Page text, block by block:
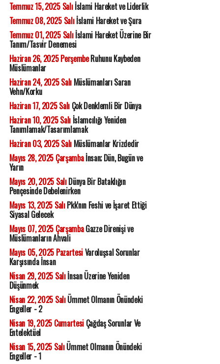
Temmuz 15, 2025 Salıİslami Hareket ve Liderlik
Temmuz 08, 2025 Salıİslami Hareket ve Şura
Temmuz 01, 2025 Salıİslami Hareket Üzerine Bir
Tanım/Tasvir Denemesi
Haziran 26, 2025 PerşembeRuhunu Kaybeden
Müslümanlar
Haziran 24, 2025 SalıMüslümanları Saran
Vehn/Korku
Haziran 17, 2025 SalıÇok Denklemli Bir Dünya
Haziran 10, 2025 Salıİslamcılığı Yeniden
Tanımlamak/Tasarımlamak
Haziran 03, 2025 SalıMüslümanlar Krizdedir
Mayıs 28, 2025 Çarşambaİnsan; Dün, Bugün ve
Yarın
Mayıs 20, 2025 SalıDünya Bir Bataklığın
Pençesinde Debelenirken
Mayıs 13, 2025 SalıPkk'nın Feshi ve İşaret Ettiği
Siyasal Gelecek
Mayıs 07, 2025 ÇarşambaGazze Direnişi ve
Müslümanların Ahvali
Mayıs 05, 2025 PazartesiVaroluşsal Sorunlar
Karşısında İnsan
Nisan 29, 2025 Salıİnsan Üzerine Yeniden
Düşünmek
Nisan 22, 2025 SalıÜmmet Olmanın Önündeki
Engeller - 2
Nisan 19, 2025 CumartesiÇağdaş Sorunlar Ve
Entelektüel
Nisan 15, 2025 SalıÜmmet Olmanın Önündeki
Engeller - 1